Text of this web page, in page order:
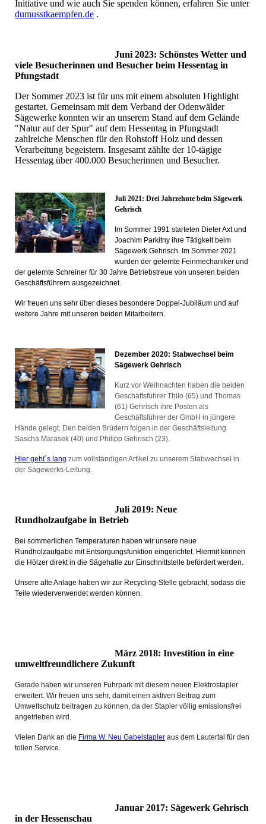
Initiative und wie auch Sie spenden können, erfahren Sie unter
dumusstkaempfen.de .
Juni 2023: Schönstes Wetter und
viele Besucherinnen und Besucher beim Hessentag in
Pfungstadt
Der Sommer 2023 ist für uns mit einem absoluten Highlight
gestartet. Gemeinsam mit dem Verband der Odenwälder
Sägewerke konnten wir an unserem Stand auf dem Gelände
"Natur auf der Spur" auf dem Hessentag in Pfungstadt
zahlreiche Menschen für den Rohstoff Holz und dessen
Verarbeitung begeistern. Insgesamt zählte der 10-tägige
Hessentag über 400.000 Besucherinnen und Besucher.
Juli 2021: Drei Jahrzehnte beim Sägewerk
Gehrisch
Im Sommer 1991 starteten Dieter Axt und
Joachim Parkitny ihre Tätigkeit beim
Sägewerk Gehrisch. Im Sommer 2021
wurden der gelernte Feinmechaniker und
der gelernte Schreiner für 30 Jahre Betriebstreue von unseren beiden
Geschäftsführern ausgezeichnet.
Wir freuen uns sehr über dieses besondere Doppel-Jubiläum und auf
weitere Jahre mit unseren beiden Mitarbeitern.
Dezember 2020: Stabwechsel beim
Sägewerk Gehrisch
Kurz vor Weihnachten haben die beiden
Geschäftsführer Thilo (65) und Thomas
(61) Gehrisch ihre Posten als
Geschäftsführer der GmbH in jüngere
Hände gelegt. Den beiden Brüdern folgen in der Geschäftsleitung
Sascha Marasek (40) und Philipp Gehrisch (23).
Hier geht´s lang zum vollständigen Artikel zu unserem Stabwechsel in
der Sägewerks-Leitung.
Juli 2019: Neue
Rundholzaufgabe in Betrieb
Bei sommerlichen Temperaturen haben wir unsere neue
Rundholzaufgabe mit Entsorgungsfunktion eingerichtet. Hiermit können
die Hölzer direkt in die Sägehalle zur Einschnittstelle befördert werden.
Unsere alte Anlage haben wir zur Recycling-Stelle gebracht, sodass die
Teile wiederverwendet werden können.
März 2018: Investition in eine
umweltfreundlichere Zukunft
Gerade haben wir unseren Fuhrpark mit diesem neuen Elektrostapler
erweitert. Wir freuen uns sehr, damit einen aktiven Beitrag zum
Umweltschutz beitragen zu können, da der Stapler völlig emissionsfrei
angetrieben wird.
Vielen Dank an die Firma W. Neu Gabelstapler aus dem Lautertal für den
tollen Service.
Januar 2017: Sägewerk Gehrisch
in der Hessenschau